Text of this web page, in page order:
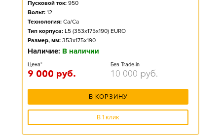
Пусковой ток: 950
Вольт: 12
Технология: Ca/Ca
Тип корпуса: L5 (353x175x190) EURO
Размер, мм: 353x175x190
Наличие: В наличии
Цена*
9 000 руб.
Без Trade-in
10 000 руб.
В КОРЗИНУ
В 1 клик